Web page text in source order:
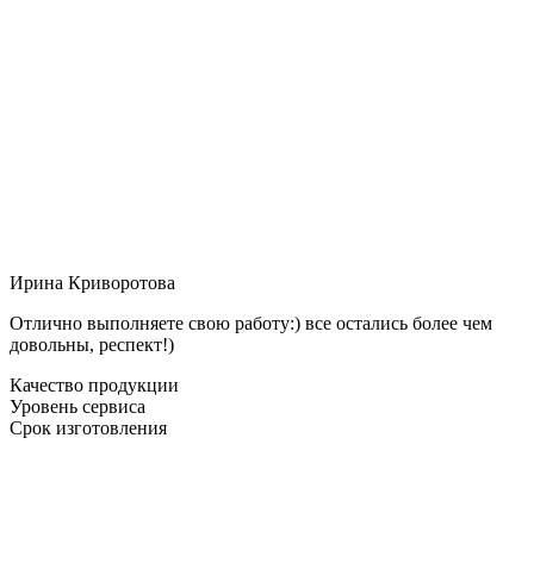
Ирина Криворотова
Отлично выполняете свою работу:) все остались более чем
довольны, респект!)
Качество продукции
Уровень сервиса
Срок изготовления